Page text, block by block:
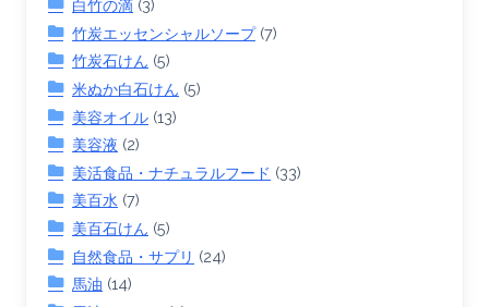
白竹の滴 (3)
竹炭エッセンシャルソープ(7)
竹炭石けん (5)
米ぬか白石けん (5)
美容オイル (13)
美容液 (2)
美活食品・ナチュラルフード (33)
美百水 (7)
美百石けん (5)
自然食品・サプリ (24)
馬油 (14)